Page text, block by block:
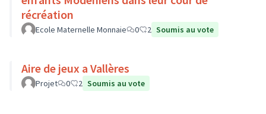
récréation
Ecole Maternelle Monnaie 0 2 Soumis au vote
Aire de jeux a Vallères
Projet 0 2 Soumis au vote